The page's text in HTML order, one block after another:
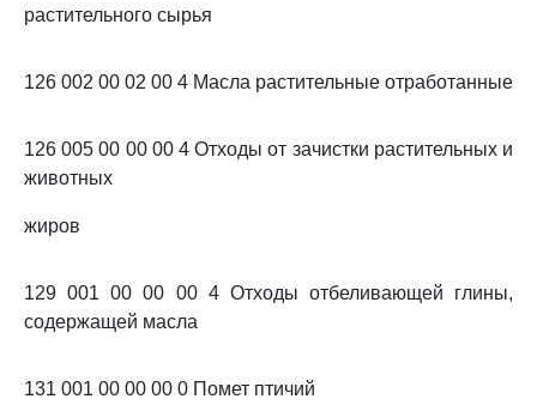
растительного сырья
126 002 00 02 00 4 Масла растительные отработанные
126 005 00 00 00 4 Отходы от зачистки растительных и
животных
жиров
129 001 00 00 00 4 Отходы отбеливающей глины,
содержащей масла
131 001 00 00 00 0 Помет птичий